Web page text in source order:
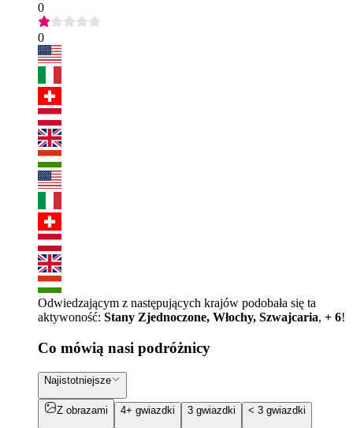
0
0
Odwiedzającym z następujących krajów podobała się ta
aktywoność: Stany Zjednoczone, Włochy, Szwajcaria, + 6!
Co mówią nasi podróżnicy
Najistotniejsze
Z obrazami 4+ gwiazdki 3 gwiazdki < 3 gwiazdki